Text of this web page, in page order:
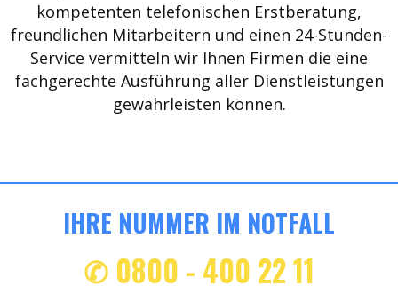
kompetenten telefonischen Erstberatung,
freundlichen Mitarbeitern und einen 24-Stunden-
Service vermitteln wir Ihnen Firmen die eine
fachgerechte Ausführung aller Dienstleistungen
gewährleisten können.
IHRE NUMMER IM NOTFALL
✆ 0800 - 400 22 11